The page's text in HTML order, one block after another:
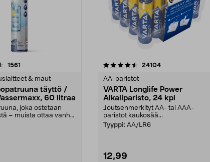
1561
& maut
täyttö /
60 litraa
joka ostetaan
– muista ottaa vanha
4.5viidestä
24104arvostelut
AA-paristot
VARTA Longlife Power
Alkaliparisto, 24 kpl
Joutsenmerkityt AA- tai AAA-
paristot kaukosää...
Tyyppi: AA/LR6
12,99
4.5viidestä